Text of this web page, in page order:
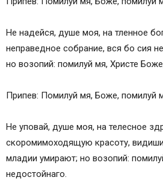
Не надейся, душе моя, на тленное
неправедное собрание, вся бо сия
но возопий: помилуй мя, Христе
Припев: Помилуй мя, Боже, помилуй
Не уповай, душе моя, на телесное
скоромимоходящую красоту,
младии умирают; но возопий:
недостойнаго.